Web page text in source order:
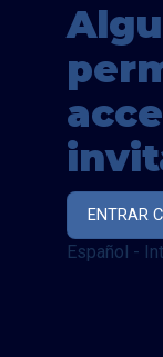
ENTRAR
Español -